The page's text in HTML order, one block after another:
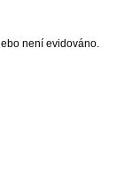
není evidováno.